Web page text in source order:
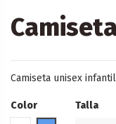
Camiseta unisex
Color
Talla